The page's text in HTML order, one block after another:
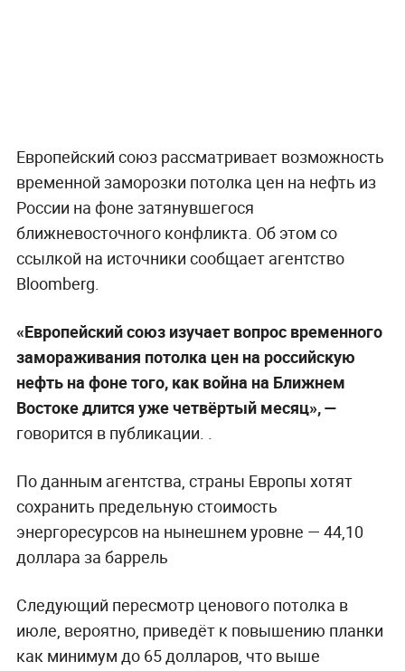
Европейский союз рассматривает возможность
временной заморозки потолка цен на нефть из
России на фоне затянувшегося
ближневосточного конфликта. Об этом со
ссылкой на источники сообщает агентство
Bloomberg.
«Европейский союз изучает вопрос временного
замораживания потолка цен на российскую
нефть на фоне того, как война на Ближнем
Востоке длится уже четвёртый месяц», —
говорится в публикации. .
По данным агентства, страны Европы хотят
сохранить предельную стоимость
энергоресурсов на нынешнем уровне — 44,10
доллара за баррель
Следующий пересмотр ценового потолка в
июле, вероятно, приведёт к повышению планки
как минимум до 65 долларов, что выше